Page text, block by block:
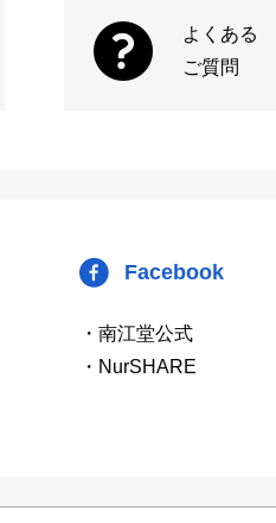
よくある
ご質問
Facebook
・南江堂公式
・NurSHARE